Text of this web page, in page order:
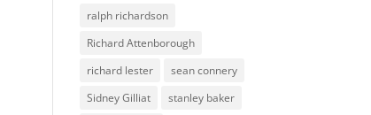
ralph richardson
Richard Attenborough
richard lester
sean connery
Sidney Gilliat
stanley baker